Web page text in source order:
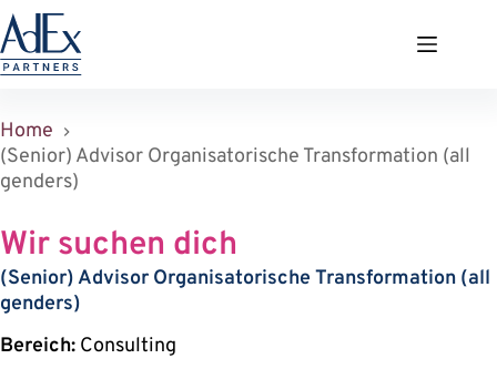
Zum
Inhalt
springen
Home
(Senior) Advisor Organisatorische Transformation (all
genders)
Wir suchen dich
(Senior) Advisor Organisatorische Transformation (all
genders)
Bereich: Consulting